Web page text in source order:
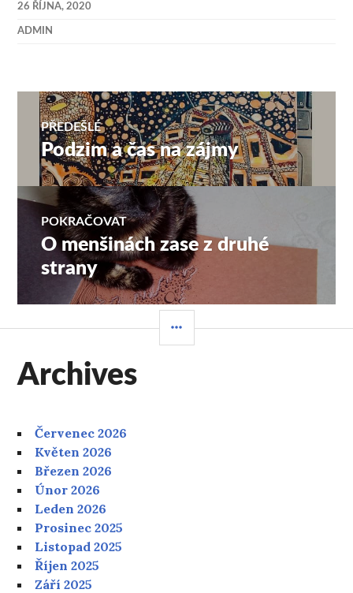
26 ŘÍJNA, 2020
ADMIN
Navigace
pro
příspěvek
PŘEDEŠLÉ
Předchozí
příspěvek:
Podzim a čas na zájmy
POKRAČOVAT
Následující
příspěvek:
O menšinách zase z druhé
strany
PANEL
Archives
Červenec 2026
Květen 2026
Březen 2026
Únor 2026
Leden 2026
Prosinec 2025
Listopad 2025
Říjen 2025
Září 2025